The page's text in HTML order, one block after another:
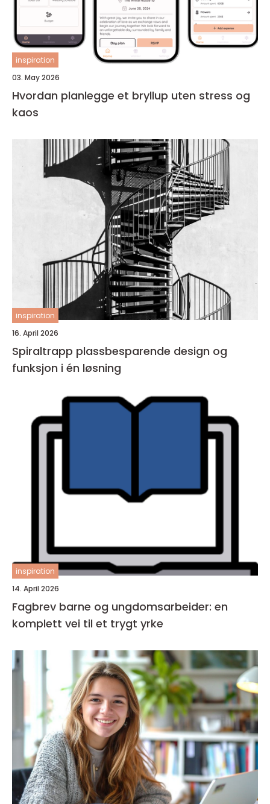
inspiration
03. May 2026
Hvordan planlegge et bryllup uten stress og
kaos
inspiration
16. April 2026
Spiraltrapp plassbesparende design og
funksjon i én løsning
inspiration
14. April 2026
Fagbrev barne og ungdomsarbeider: en
komplett vei til et trygt yrke